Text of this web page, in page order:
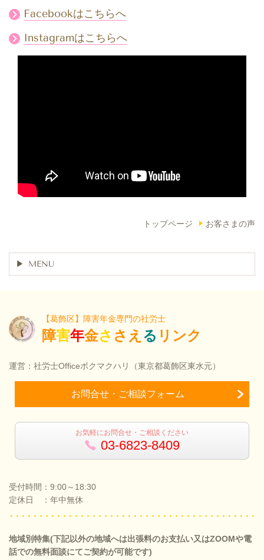
Facebookはこちらへ
Instagramはこちらへ
トップページ お客さまの声
MENU
【葛飾区】障害年金専門の社労士
障害年金さ さえ る リンク
運営：社労士Officeボクマクハリ（東京都葛飾区東水元）
お問合せ・ご相談フォーム
お気軽にお問合せ・ご相談ください
03-6823-8409
受付時間：9:00～18:30
定休日 ：年中無休
地域別特集(下記以外の地域へは出張料のお支払い又はZOOMや電
話での無料面談にてご契約が可能です)